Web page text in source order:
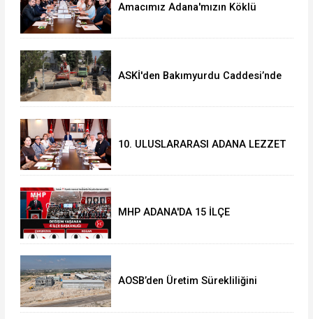
Amacımız Adana'mızın Köklü
ASKİ'den Bakımyurdu Caddesi’nde
10. ULUSLARARASI ADANA LEZZET
MHP ADANA'DA 15 İLÇE
⁠AOSB’den Üretim Sürekliliğini